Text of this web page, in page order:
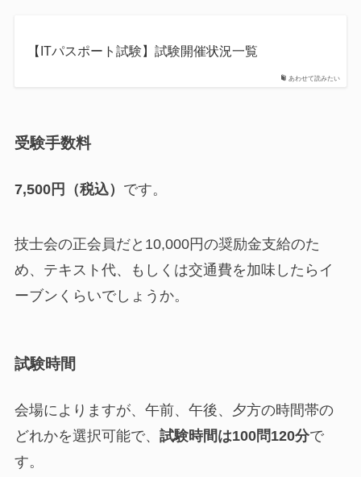
あわせて読みたい
【ITパスポート試験】試験開催状況一覧
受験手数料
7,500円（税込） です。
技士会の正会員だと10,000円の奨励金支給のた
め、テキスト代、もしくは交通費を加味したらイ
ーブンくらいでしょうか。
試験時間
会場によりますが、午前、午後、夕方の時間帯の
どれかを選択可能で、 試験時間は100問120分で
す。